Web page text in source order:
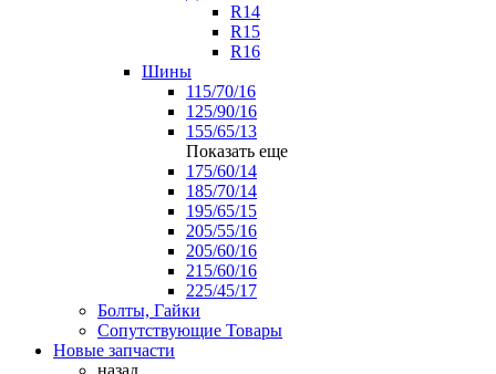
R14
R15
R16
Шины
115/70/16
125/90/16
155/65/13
Показать еще
175/60/14
185/70/14
195/65/15
205/55/16
205/60/16
215/60/16
225/45/17
Болты, Гайки
Сопутствующие Товары
Новые запчасти
назад